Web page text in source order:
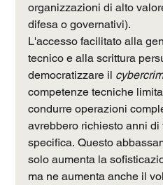
organizzazioni di alto
difesa o governativi).
L'accesso facilitato alla
tecnico e alla scrittura
democratizzare il
competenze tecniche
condurre operazioni
avrebbero richiesto anni di
specifica. Questo
solo aumenta la
ma ne aumenta anche il